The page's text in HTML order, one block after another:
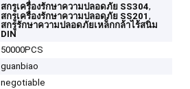
สกรูเครื่องรักษาความปลอดภัย SS304,
สกรูเครื่องรักษาความปลอดภัย SS201,
สกรูรักษาความปลอดภัยเหล็กกล้าไร้สนิม
DIN
50000PCS
guanbiao
negotiable